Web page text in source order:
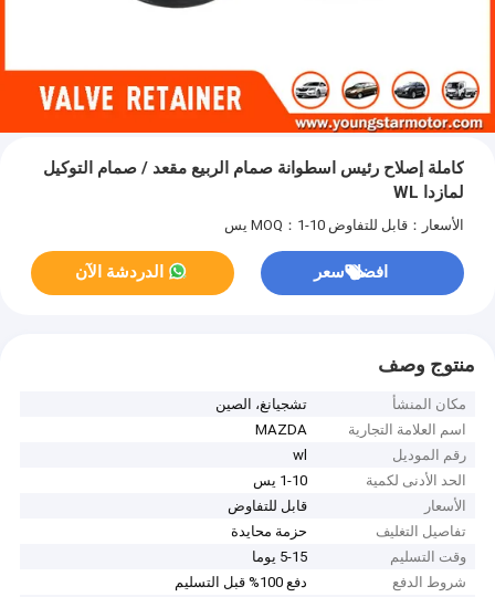
كاملة إصلاح رئيس اسطوانة صمام الربيع مقعد / صمام التوكيل
لمازدا WL
الأسعار：قابل للتفاوض MOQ：1-10 يس
افضل سعر الدردشة الآن
منتوج وصف
مكان المنشأ
تشجيانغ، الصين
اسم العلامة التجارية
MAZDA
رقم الموديل
wl
الحد الأدنى لكمية
1-10 يس
الأسعار
قابل للتفاوض
تفاصيل التغليف
حزمة محايدة
وقت التسليم
5-15 يوما
شروط الدفع
دفع 100% قبل التسليم